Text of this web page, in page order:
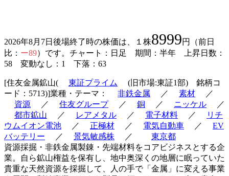
2026年8月7日後場終了時の株価は、１株8999円（前日
比： ー89）です。チャート：日足 期間：半年 上昇日数：
58 変動なし：1 下落：63
[住友金属鉱山( 東証プライム
(旧市場:東証1部) 銘柄コ
ード：5713)]業種・テーマ：
非鉄金属 ／ 素材
／
資源
／ 住友グループ ／ 銅 ／ ニッケル
／
都市鉱山
／ レアメタル ／ 電子材料 ／
リチ
ウムイオン電池
／ 正極材 ／ 電気自動車 ／
EV
バッテリー
／ 景気敏感株 ／
東京都
資源採掘・非鉄金属製錬・先端材料をコアビジネスとする企
業。自ら鉱山権益を保有し、地中奥深くの地層に眠っていた
貴重な天然資源を採掘して、人の手で「金属」に変える事業